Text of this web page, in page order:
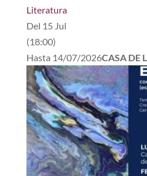
Literatura
Del 15 Jul
(18:00)
Hasta 14/07/2026CASA DE